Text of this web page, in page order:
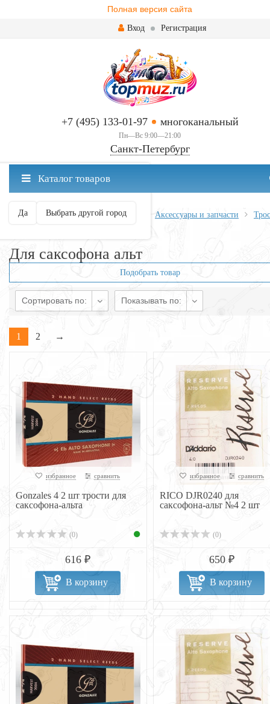
Полная версия сайта
Вход Регистрация
+7 (495) 133-01-97 многоканальный
Пн—Вс 9:00—21:00
Санкт-Петербург
Санкт-Петербург ваш город?
Да Выбрать другой город
Каталог товаров
Главная Духовые Саксофоны Аксессуары и запчасти
Для саксофона альт
Подобрать товар
Сортировать по: Показывать по:
1 2 →
избранное сравнить
Gonzales 4 2 шт трости для
саксофона-альта
(0)
616 ₽
В корзину
избранное сравнить
RICO DJR0240 для
саксофона-альт №4 2 шт
(0)
650 ₽
В корзину